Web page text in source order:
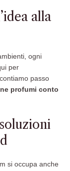
alla
ogni
per
passo
profumi conto
si occupa anche